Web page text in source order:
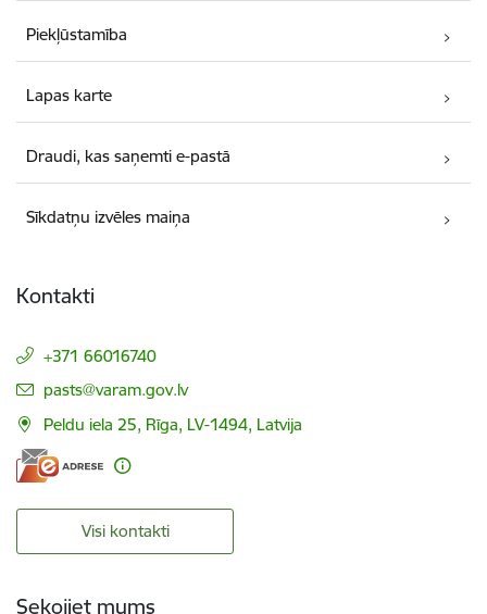
Piekļūstamība
Lapas karte
Draudi, kas saņemti e-pastā
Sīkdatņu izvēles maiņa
Kontakti
+371 66016740
E-pasts:
pasts@varam.gov.lv
Peldu iela 25, Rīga, LV-1494, Latvija
Visi kontakti
Sekojiet mums